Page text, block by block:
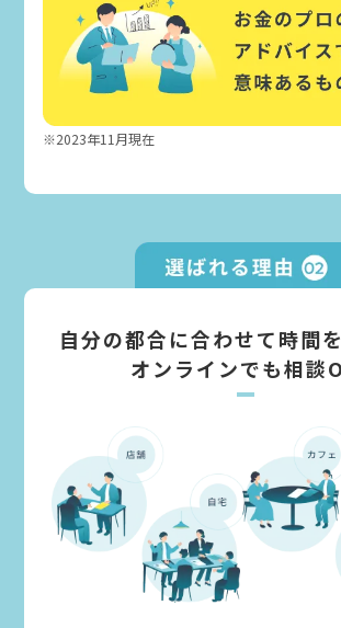
※2023年11月現在
自分の都合に合わせて時間を
オンラインでも相談